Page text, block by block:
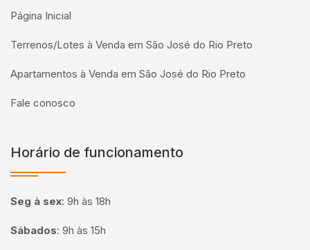
Página Inicial
Terrenos/Lotes à Venda em São José do Rio Preto
Apartamentos à Venda em São José do Rio Preto
Fale conosco
Horário de funcionamento
Seg à sex: 9h às 18h
Sábados: 9h às 15h